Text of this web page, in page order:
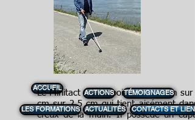
ACCUEIL
Le Minitact est un boitier de 10 cm sur
cm sur 2,5 cm qui tient aisément
creux de la main. Il possède un
ACTIONS
TÉMOIGNAGES
LES FORMATIONS ACTUALITÉS CONTACTS ET LIENS